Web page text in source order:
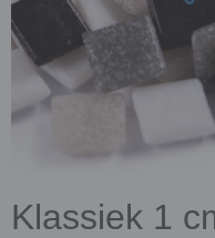
Klassiek 1